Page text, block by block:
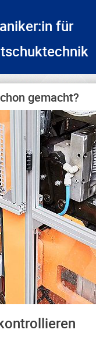
für
gemacht?